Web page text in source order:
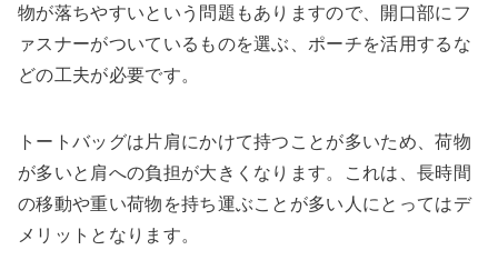
物が落ちやすいという問題もありますので、開口部にフ
ァスナーがついているものを選ぶ、ポーチを活用するな
どの工夫が必要です。
トートバッグは片肩にかけて持つことが多いため、荷物
が多いと肩への負担が大きくなります。これは、長時間
の移動や重い荷物を持ち運ぶことが多い人にとってはデ
メリットとなります。